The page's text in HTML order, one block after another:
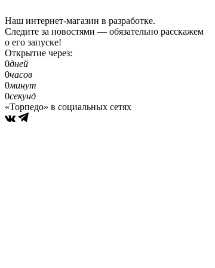
Наш интернет-магазин в разработке.
Следите за новостями — обязательно расскажем
о его запуске!
Открытие через:
0дней
0часов
0минут
0секунд
«Торпедо» в социальных сетях